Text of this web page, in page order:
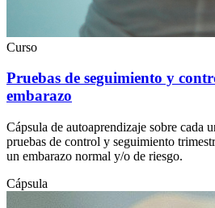
Curso
Pruebas de seguimiento y
embarazo
Cápsula de autoaprendizaje sobre cada
pruebas de control y seguimiento
un embarazo normal y/o de riesgo.
Cápsula